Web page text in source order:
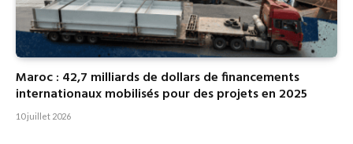
Maroc : 42,7 milliards de dollars de financements
internationaux mobilisés pour des projets en 2025
10 juillet 2026